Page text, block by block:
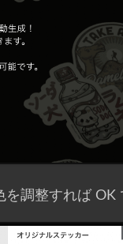
を調整すれば OK